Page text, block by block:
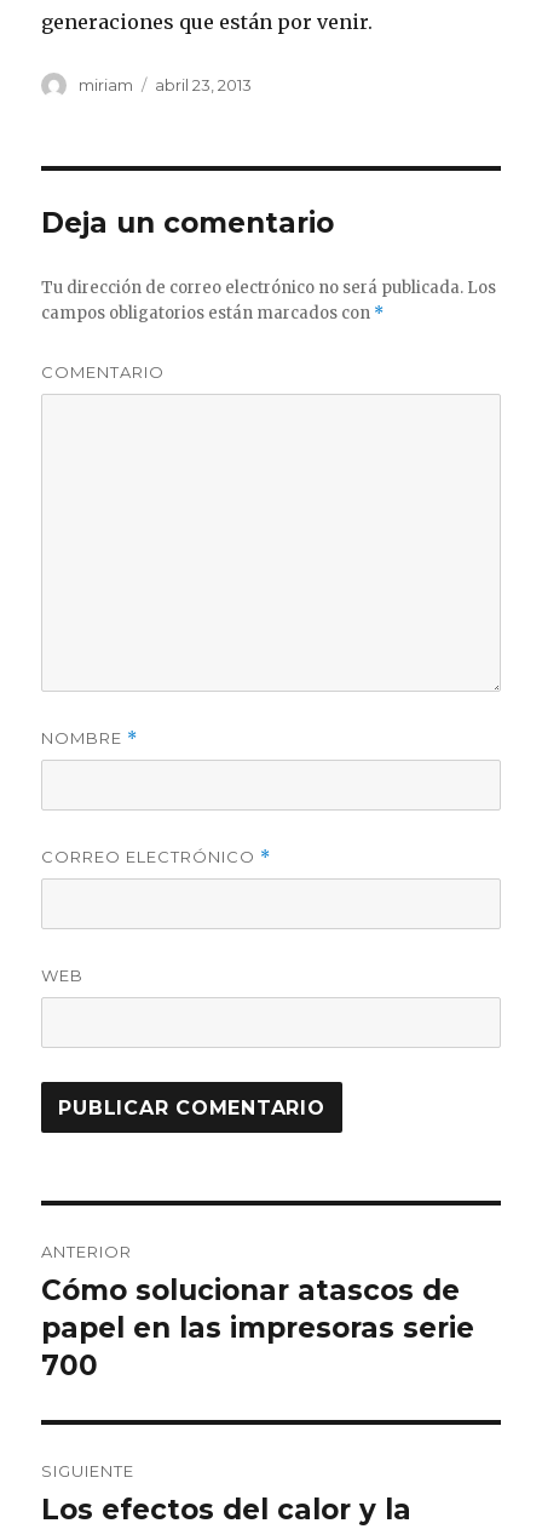
generaciones que están por venir.
Autor
miriam
Publicado
abril 23, 2013
Deja un comentario
Tu dirección de correo electrónico no será publicada. Los
campos obligatorios están marcados con *
COMENTARIO
NOMBRE *
CORREO ELECTRÓNICO *
WEB
de
entradas
ANTERIOR
Entrada
anterior:
Cómo solucionar atascos de
papel en las impresoras serie
700
SIGUIENTE
Entrada
Los efectos del calor y la